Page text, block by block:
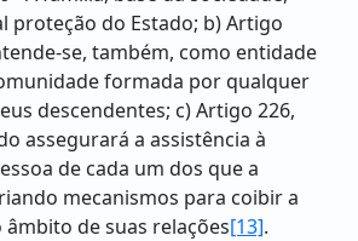
proteção do Estado; b) Artigo
se, também, como entidade
formada por qualquer
descendentes; c) Artigo 226,
assegurará a assistência à
de cada um dos que a
mecanismos para coibir a
âmbito de suas relações[13].